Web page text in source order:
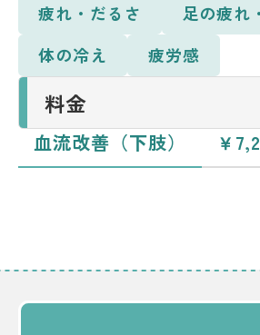
疲れ・だるさ
足の疲れ
体の冷え
疲労感
料金
血流改善（下肢） ￥